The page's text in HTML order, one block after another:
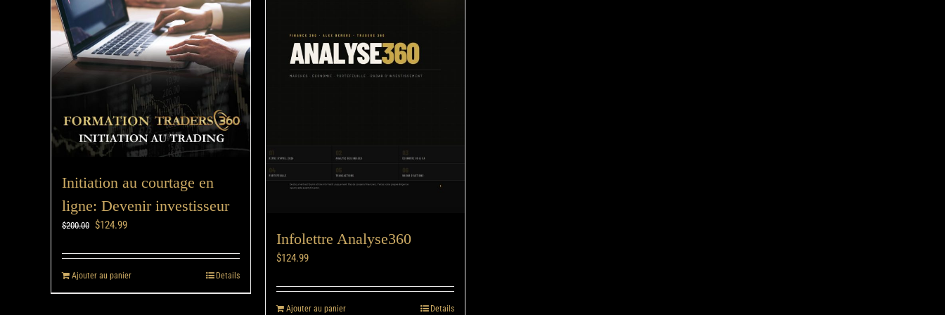
Initiation au courtage en
ligne: Devenir investisseur
$200.00 $124.99
Ajouter au panier Details
Infolettre Analyse360
$124.99
Ajouter au panier Details